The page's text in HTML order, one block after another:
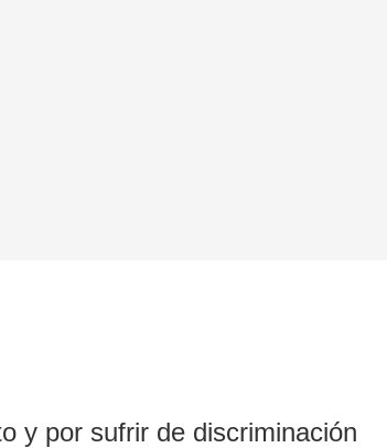
y por sufrir de discriminación